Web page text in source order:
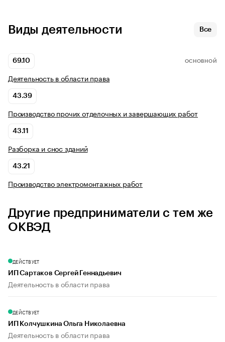
Виды деятельности Все
69.10 ОСНОВНОЙ
Деятельность в области права
43.39
Производство прочих отделочных и завершающих работ
43.11
Разборка и снос зданий
43.21
Производство электромонтажных работ
Другие предприниматели с тем же
ОКВЭД
ДЕЙСТВУЕТ
ИП Сартаков Сергей Геннадьевич
Деятельность в области права
ДЕЙСТВУЕТ
ИП Колчушкина Ольга Николаевна
Деятельность в области права